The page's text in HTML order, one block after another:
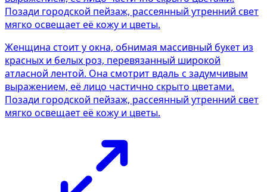
Женщина стоит у окна, обнимая массивный букет из
красных и белых роз, перевязанный широкой
атласной лентой. Она смотрит вдаль с задумчивым
выражением, её лицо частично скрыто цветами.
Позади городской пейзаж, рассеянный утренний свет
мягко освещает её кожу и цветы.